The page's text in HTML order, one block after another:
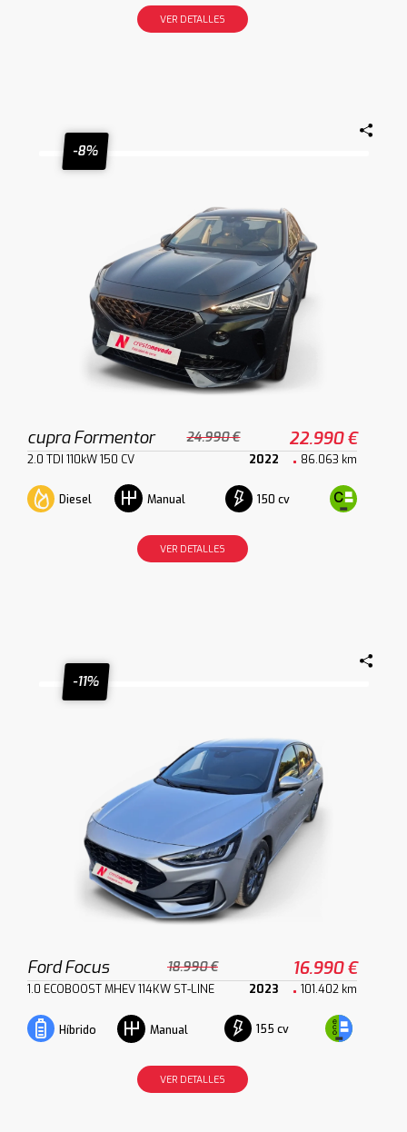
VER DETALLES
-8%
cupra Formentor 24.990 € 22.990 €
2.0 TDI 110kW 150 CV 2022 86.063 km
Diesel Manual 150 cv
VER DETALLES
-11%
Ford Focus 18.990 € 16.990 €
1.0 ECOBOOST MHEV 114KW ST-LINE 2023 101.402 km
Híbrido Manual 155 cv
VER DETALLES